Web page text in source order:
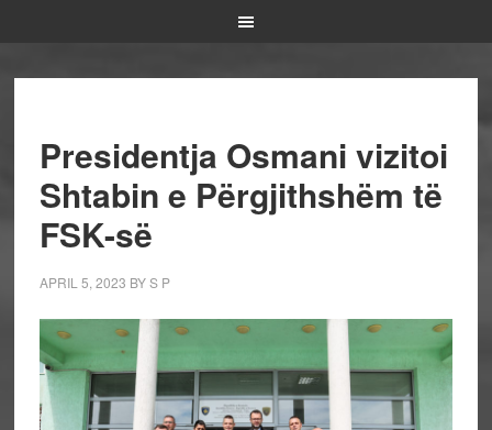
Presidentja Osmani vizitoi
Shtabin e Përgjithshëm të
FSK-së
APRIL 5, 2023 BYS P